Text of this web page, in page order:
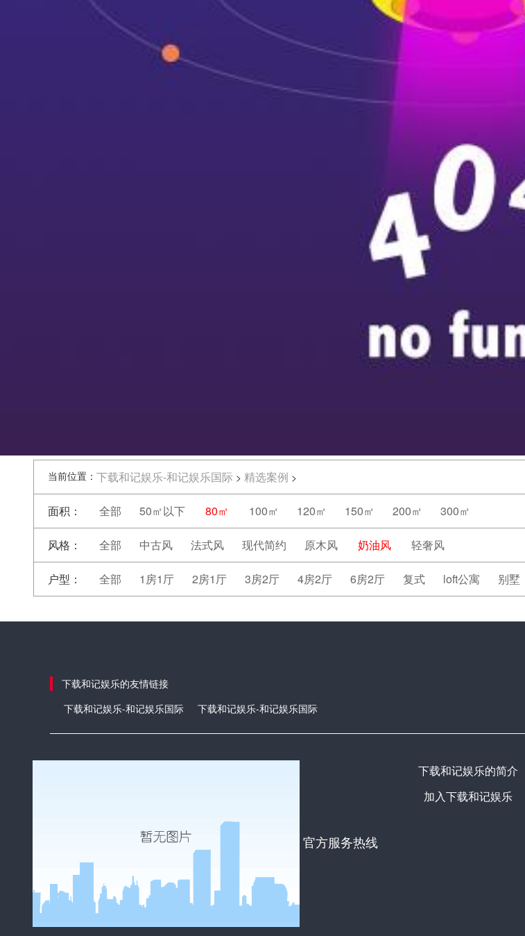
当前位置： 下载和记娱乐-和记娱乐国际 > 精选案例 >
面积： 全部 50㎡以下 80㎡ 100㎡ 120㎡ 150㎡ 200㎡ 300㎡
风格： 全部 中古风 法式风 现代简约 原木风 奶油风 轻奢风
户型： 全部 1房1厅 2房1厅 3房2厅 4房2厅 6房2厅 复式 loft公寓 别墅
下载和记娱乐的友情链接
下载和记娱乐-和记娱乐国际
下载和记娱乐-和记娱乐国际
官方服务热线
下载和记娱乐的简介
加入下载和记娱乐